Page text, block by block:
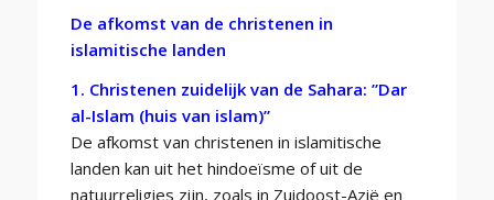
De afkomst van de christenen in
islamitische landen
1. Christenen zuidelijk van de Sahara: ”Dar
al-Islam (huis van islam)”
De afkomst van christenen in islamitische
landen kan uit het hindoeïsme of uit de
natuurreligies zijn, zoals in Zuidoost-Azië en